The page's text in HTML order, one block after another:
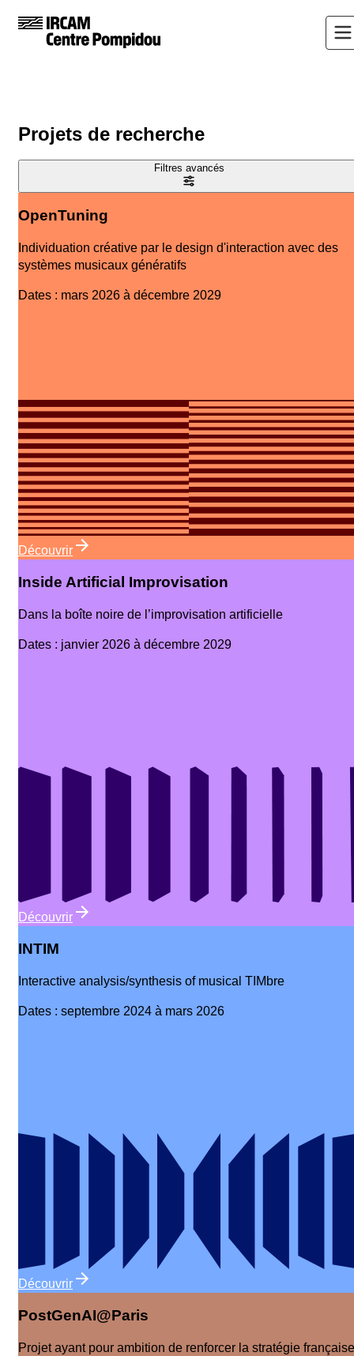
Projets de recherche
Filtres avancés
OpenTuning
Individuation créative par le design d'interaction avec des
systèmes musicaux génératifs
Dates : mars 2026 à décembre 2029
Découvrir
Inside Artificial Improvisation
Dans la boîte noire de l’improvisation artificielle
Dates : janvier 2026 à décembre 2029
Découvrir
INTIM
Interactive analysis/synthesis of musical TIMbre
Dates : septembre 2024 à mars 2026
Découvrir
PostGenAI@Paris
Projet ayant pour ambition de renforcer la stratégie française